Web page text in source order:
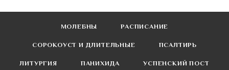
МОЛЕБНЫ
РАСПИСАНИЕ
СОРОКОУСТ И ДЛИТЕЛЬНЫЕ
ПСАЛТИРЬ
ЛИТУРГИЯ
ПАНИХИДА
УСПЕНСКИЙ ПОСТ